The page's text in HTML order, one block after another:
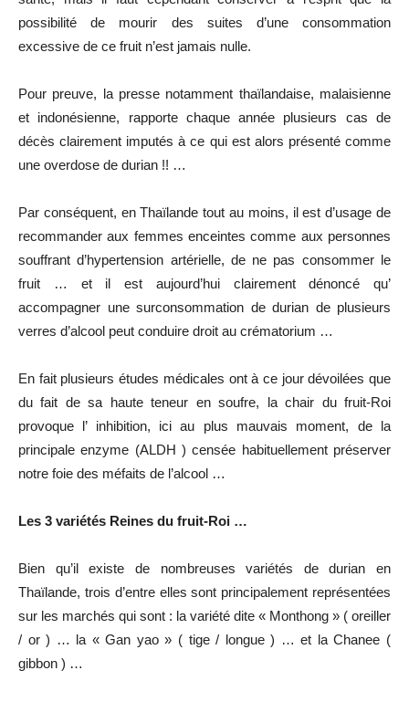
possibilité de mourir des suites d’une consommation
excessive de ce fruit n’est jamais nulle.
Pour preuve, la presse notamment thaïlandaise, malaisienne
et indonésienne, rapporte chaque année plusieurs cas de
décès clairement imputés à ce qui est alors présenté comme
une overdose de durian !! …
Par conséquent, en Thaïlande tout au moins, il est d’usage de
recommander aux femmes enceintes comme aux personnes
souffrant d’hypertension artérielle, de ne pas consommer le
fruit … et il est aujourd’hui clairement dénoncé qu’
accompagner une surconsommation de durian de plusieurs
verres d’alcool peut conduire droit au crématorium …
En fait plusieurs études médicales ont à ce jour dévoilées que
du fait de sa haute teneur en soufre, la chair du fruit-Roi
provoque l’ inhibition, ici au plus mauvais moment, de la
principale enzyme (ALDH ) censée habituellement préserver
notre foie des méfaits de l’alcool …
Les 3 variétés Reines du fruit-Roi …
Bien qu’il existe de nombreuses variétés de durian en
Thaïlande, trois d’entre elles sont principalement représentées
sur les marchés qui sont : la variété dite « Monthong » ( oreiller
/ or ) … la « Gan yao » ( tige / longue ) … et la Chanee (
gibbon ) …